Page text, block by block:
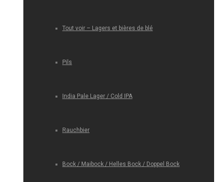
Tout voir – Lagers et bières de blé
Pils
India Pale Lager / Cold IPA
Rauchbier
Bock / Maibock / Helles Bock / Doppel Bock